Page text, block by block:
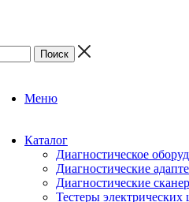
Меню
Каталог
Диагностическое
Диагностические
Диагностические
Тестеры электрических